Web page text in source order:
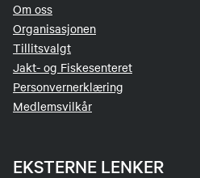
Om oss
Organisasjonen
Tillitsvalgt
Jakt- og Fiskesenteret
Personvernerklæring
Medlemsvilkår
EKSTERNE LENKER